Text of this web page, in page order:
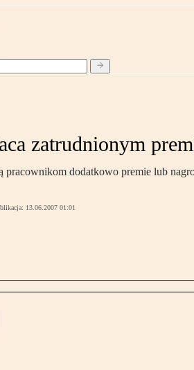
zatrudnionym
pracownikom dodatkowo premie lub
13.06.2007 01:01